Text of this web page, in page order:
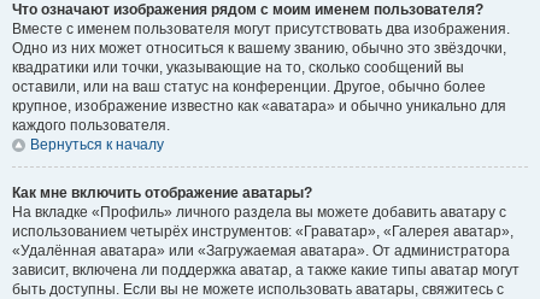
Что означают изображения рядом с моим именем пользователя?
Вместе с именем пользователя могут присутствовать два изображения.
Одно из них может относиться к вашему званию, обычно это звёздочки,
квадратики или точки, указывающие на то, сколько сообщений вы
оставили, или на ваш статус на конференции. Другое, обычно более
крупное, изображение известно как «аватара» и обычно уникально для
каждого пользователя.
Вернуться к началу
Как мне включить отображение аватары?
На вкладке «Профиль» личного раздела вы можете добавить аватару с
использованием четырёх инструментов: «Граватар», «Галерея аватар»,
«Удалённая аватара» или «Загружаемая аватара». От администратора
зависит, включена ли поддержка аватар, а также какие типы аватар могут
быть доступны. Если вы не можете использовать аватары, свяжитесь с